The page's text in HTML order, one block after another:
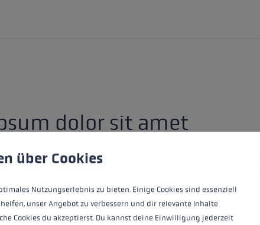
dolor sit amet
p>
experience. Some cookies are essential for the operation of the
über Cookies
Nutzungserlebnis zu bieten. Einige Cookies sind essenziell
unser Angebot zu verbessern und dir relevante Inhalte
Cookies du akzeptierst. Du kannst deine Einwilligung jederzeit